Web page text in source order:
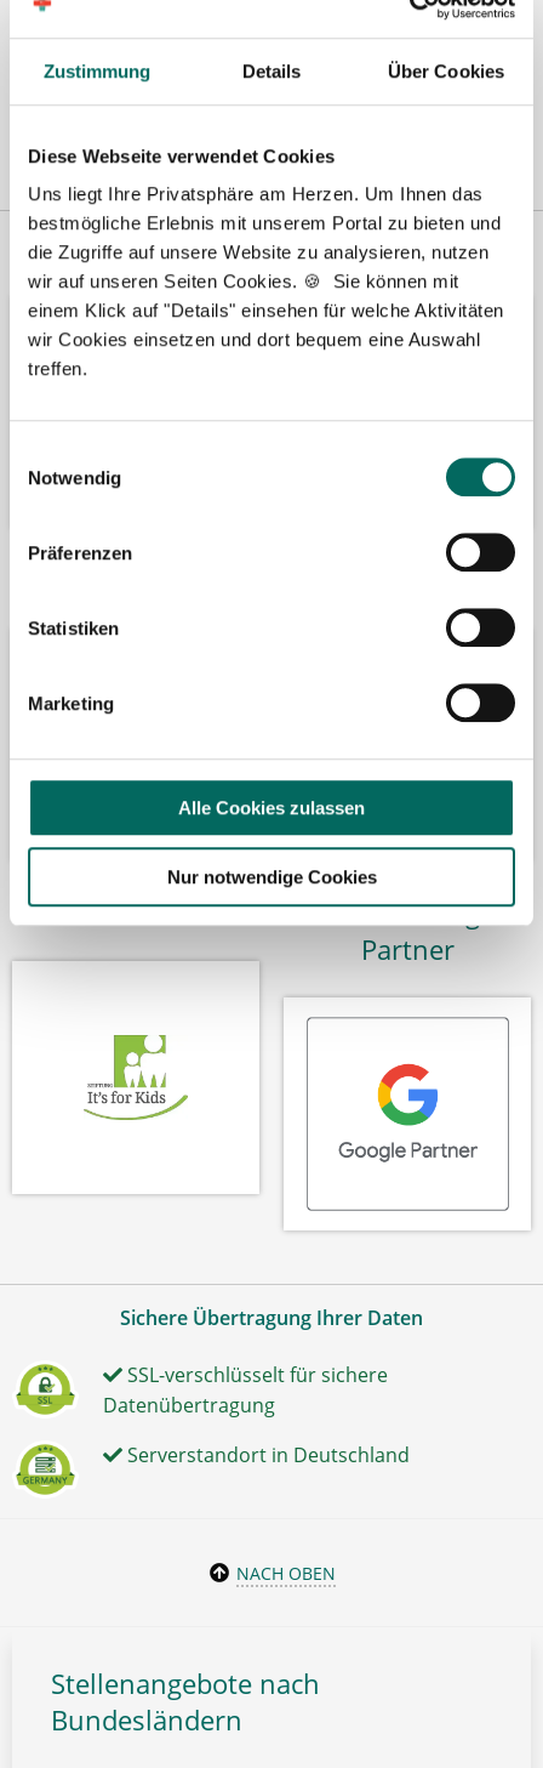
Zustimmung Details Über Cookies
Diese Webseite verwendet Cookies
Uns liegt Ihre Privatsphäre am Herzen. Um Ihnen das
bestmögliche Erlebnis mit unserem Portal zu bieten und
die Zugriffe auf unsere Website zu analysieren, nutzen
wir auf unseren Seiten Cookies. 🍪 Sie können mit
einem Klick auf "Details" einsehen für welche Aktivitäten
wir Cookies einsetzen und dort bequem eine Auswahl
treffen.
Notwendig
Präferenzen
Statistiken
Marketing
Alle Cookies zulassen
Nur notwendige Cookies
Vertreten in Wir fördern
Kooperation mit
Wir fördern
Wir sind Google-
Partner
Sichere Übertragung Ihrer Daten
SSL-verschlüsselt für sichere
Datenübertragung
Serverstandort in Deutschland
NACH OBEN
Stellenangebote nach
Bundesländern